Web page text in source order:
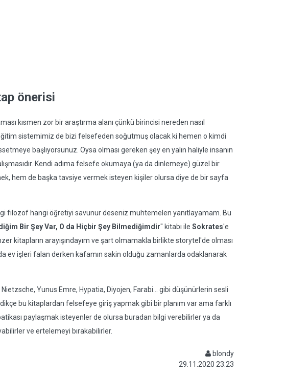
önerisi
kısmen zor bir araştırma alanı çünkü birincisi nereden nasıl
sistemimiz de bizi felsefeden soğutmuş olacak ki hemen o kimdi
başlıyorsunuz. Oysa olması gereken şey en yalın haliyle insanın
Kendi adıma felsefe okumaya (ya da dinlemeye) güzel bir
hem de başka tavsiye vermek isteyen kişiler olursa diye de bir sayfa
filozof hangi öğretiyi savunur deseniz muhtemelen yanıtlayamam. Bu
Bir Şey Var, O da Hiçbir Şey Bilmediğimdir" kitabı ile Sokrates'e
kitapların arayışındayım ve şart olmamakla birlikte storytel'de olması
ev işleri falan derken kafamın sakin olduğu zamanlarda odaklanarak
Yunus Emre, Hypatia, Diyojen, Farabi... gibi düşünürlerin sesli
bu kitaplardan felsefeye giriş yapmak gibi bir planım var ama farklı
paylaşmak isteyenler de olursa buradan bilgi verebilirler ya da
ve ertelemeyi bırakabilirler.
blondy
29.11.2020 23:23